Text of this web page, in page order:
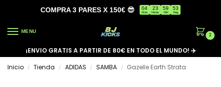
COMPRA 3 PARES X 150€ 😎 04
Días
23
Horas
59
Min
53
Seg
MENU
2
¡ENVIO GRATIS A PARTIR DE 80€ EN TODO EL MUNDO! ✈️
Inicio
/ Tienda / ADIDAS / SAMBA / Gazelle Earth Strata